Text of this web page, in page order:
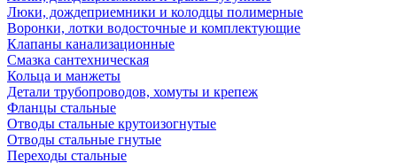
Люки, дождеприемники и колодцы полимерные
Воронки, лотки водосточные и комплектующие
Клапаны канализационные
Смазка сантехническая
Кольца и манжеты
Детали трубопроводов, хомуты и крепеж
Фланцы стальные
Отводы стальные крутоизогнутые
Отводы стальные гнутые
Переходы стальные